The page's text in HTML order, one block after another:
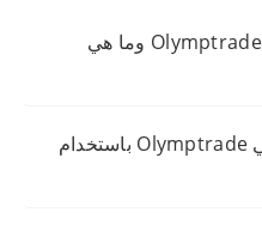
ما هو الحد الأدنى للإيداع في Olymptrade وما هي
كيف يمكنني إيداع الأموال في Olymptrade باستخدام